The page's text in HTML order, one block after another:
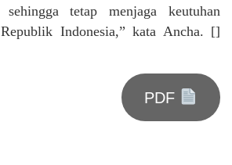
sehingga tetap menjaga keutuhan
Indonesia,” kata Ancha. []
PDF